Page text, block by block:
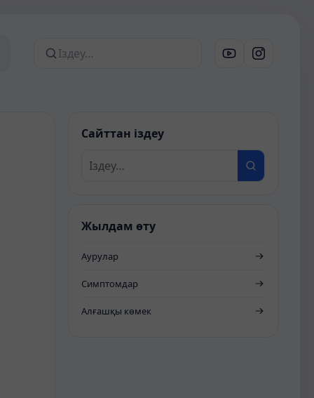
Сайттан іздеу
Сайттан іздеу
Жылдам өту
Аурулар
Симптомдар
Алғашқы көмек